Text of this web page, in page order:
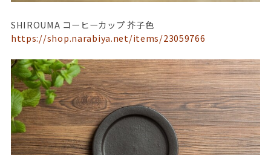
SHIROUMA コーヒーカップ 芥子色
https://shop.narabiya.net/items/23059766